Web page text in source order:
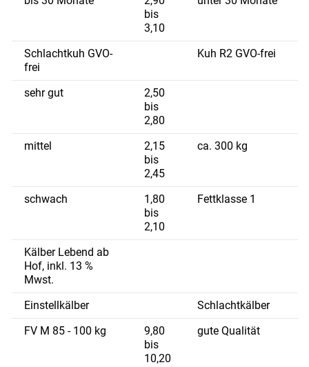
bis
3,10
Schlachtkuh GVO-
frei
Kuh R2 GVO-frei
sehr gut
2,50
bis
2,80
mittel
2,15
bis
2,45
ca. 300 kg
schwach
1,80
bis
2,10
Fettklasse 1
Kälber Lebend ab
Hof, inkl. 13 %
Mwst.
Einstellkälber
Schlachtkälber
FV M 85 - 100 kg
9,80
bis
10,20
gute Qualität